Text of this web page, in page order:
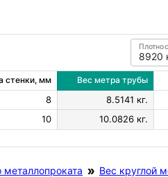
8920
стенки, мм Вес метра трубы
8 8.5141 кг.
10 10.0826 кг.
металлопроката Вес круглой